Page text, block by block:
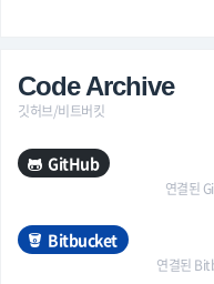
Code Archive
깃허브/비트버킷
GitHub
연결된
Bitbucket
연결된